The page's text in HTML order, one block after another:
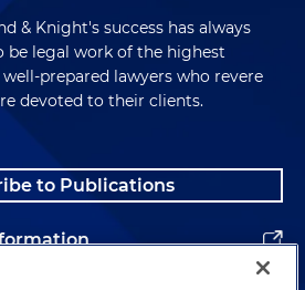
& Knight's success has always
be legal work of the highest
prepared lawyers who revere
devoted to their clients.
to Publications